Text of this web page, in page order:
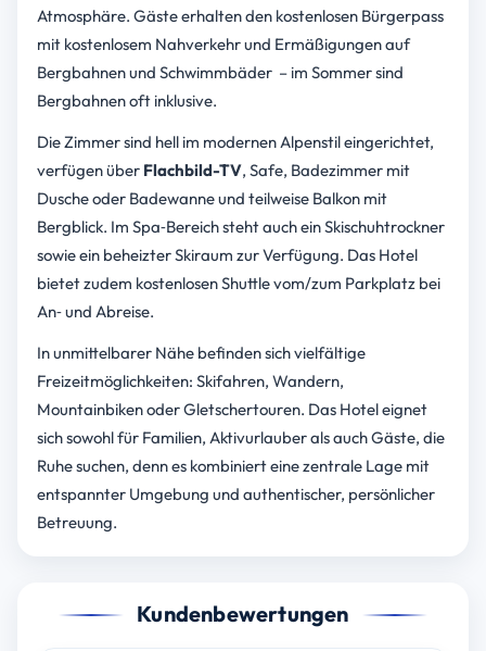
Atmosphäre. Gäste erhalten den kostenlosen Bürgerpass
mit kostenlosem Nahverkehr und Ermäßigungen auf
Bergbahnen und Schwimmbäder – im Sommer sind
Bergbahnen oft inklusive.
Die Zimmer sind hell im modernen Alpenstil eingerichtet,
verfügen über Flachbild-TV, Safe, Badezimmer mit
Dusche oder Badewanne und teilweise Balkon mit
Bergblick. Im Spa‑Bereich steht auch ein Skischuhtrockner
sowie ein beheizter Skiraum zur Verfügung. Das Hotel
bietet zudem kostenlosen Shuttle vom/zum Parkplatz bei
An‑ und Abreise.
In unmittelbarer Nähe befinden sich vielfältige
Freizeitmöglichkeiten: Skifahren, Wandern,
Mountainbiken oder Gletschertouren. Das Hotel eignet
sich sowohl für Familien, Aktivurlauber als auch Gäste, die
Ruhe suchen, denn es kombiniert eine zentrale Lage mit
entspannter Umgebung und authentischer, persönlicher
Betreuung.
Kundenbewertungen